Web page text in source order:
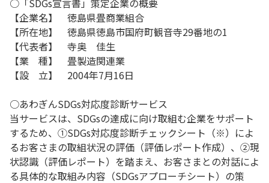
○「SDGs宣言書」策定企業の概要
【企業名】 徳島県畳商業組合
【所在地】 徳島県徳島市国府町観音寺29番地の1
【代表者】 寺奥 佳生
【業 種】 畳製造関連業
【設 立】 2004年7月16日
○あわぎんSDGs対応度診断サービス
当サービスは、SDGsの達成に向け取組む企業をサポート
するため、①SDGs対応度診断チェックシート（※）によ
るお客さまの取組状況の評価（評価レポート作成）、②現
状認識（評価レポート）を踏まえ、お客さまとの対話によ
る具体的な取組み内容（SDGsアプローチシート）の策